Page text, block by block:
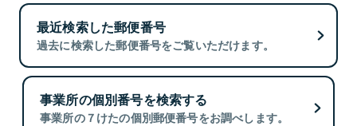
最近検索した郵便番号
過去に検索した郵便番号をご覧いただけます。
事業所の個別番号を検索する
事業所の７けたの個別郵便番号をお調べします。